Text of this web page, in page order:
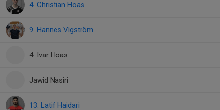
4. Christian Hoas
9. Hannes Vigström
4. Ivar Hoas
Jawid Nasiri
13. Latif Haidari